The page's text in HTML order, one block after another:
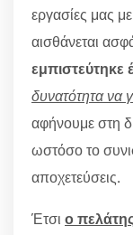
εργασίες μας
αισθάνεται
εμπιστεύτηκε
δυνατότητα να
αφήνουμε στη
ωστόσο το
αποχετεύσεις.
Έτσι ο